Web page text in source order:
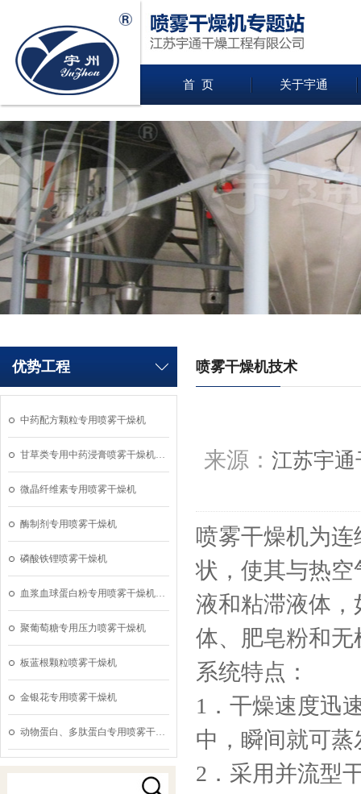
首 页 关于宇通
优势工程
中药配方颗粒专用喷雾干燥机
甘草类专用中药浸膏喷雾干燥机…
微晶纤维素专用喷雾干燥机
酶制剂专用喷雾干燥机
磷酸铁锂喷雾干燥机
血浆血球蛋白粉专用喷雾干燥机…
聚葡萄糖专用压力喷雾干燥机
板蓝根颗粒喷雾干燥机
金银花专用喷雾干燥机
动物蛋白、多肽蛋白专用喷雾干…
喷雾干燥机技术
来源： 江苏宇
喷雾干燥机为
状，使其与热
液和粘滞液体
体、肥皂粉和无
系统特点：
1．干燥速度迅
中，瞬间就可蒸
2．采用并流型